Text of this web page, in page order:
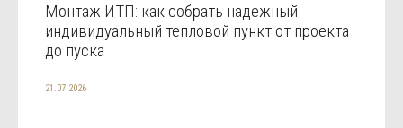
Монтаж ИТП: как собрать надежный
индивидуальный тепловой пункт от проекта
до пуска
21.07.2026